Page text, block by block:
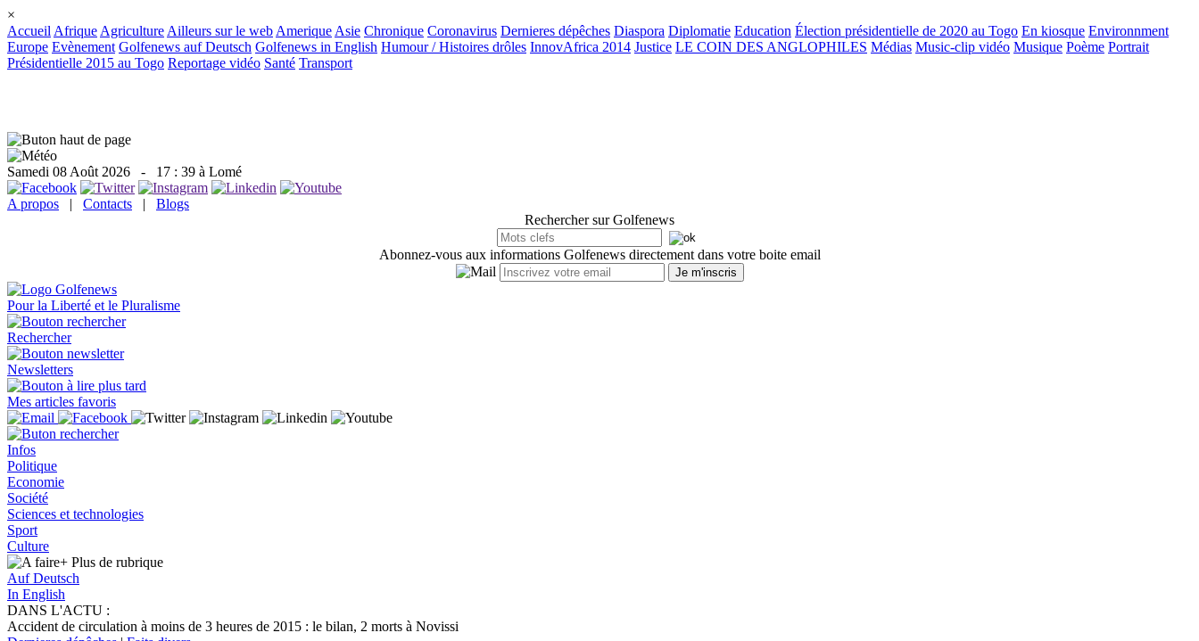
×
Accueil Afrique Agriculture Ailleurs sur le web Amerique Asie Chronique Coronavirus Dernieres dépêches Diaspora Diplomatie Education Élection présidentielle de 2020 au Togo En kiosque Environnment
Europe Evènement Golfenews auf Deutsch Golfenews in English Humour / Histoires drôles InnovAfrica 2014 Justice LE COIN DES ANGLOPHILES Médias Music-clip vidéo Musique Poème Portrait
Présidentielle 2015 au Togo Reportage vidéo Santé Transport
Samedi 08 Août 2026 - 17 : 39 à Lomé
A propos | Contacts | Blogs
Rechercher sur Golfenews
Abonnez-vous aux informations Golfenews directement dans votre boite email
Pour la Liberté et le Pluralisme
Rechercher
Newsletters
Mes articles favoris
Infos
Politique
Economie
Société
Sciences et technologies
Sport
Culture
+ Plus de rubrique
Auf Deutsch
In English
DANS L'ACTU :
Accident de circulation à moins de 3 heures de 2015 : le bilan, 2 morts à Novissi